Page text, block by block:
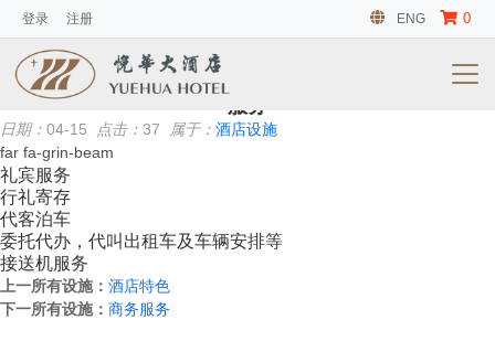
登录 注册 ENG 0
会议及活动
暂无信息
服务
日期： 04-15 点击： 37 属于： 酒店设施
far fa-grin-beam
礼宾服务
行礼寄存
代客泊车
委托代办，代叫出租车及车辆安排等
接送机服务
上一所有设施： 酒店特色
下一所有设施： 商务服务